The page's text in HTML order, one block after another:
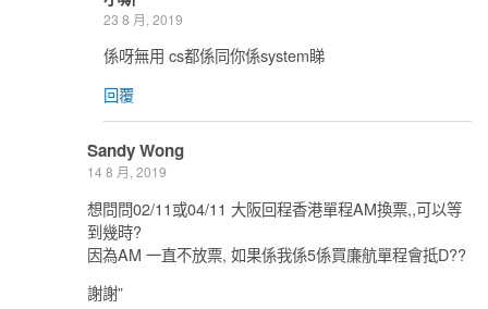
23 8 月, 2019
係呀無用 cs都係同你係system睇
回覆
Sandy Wong
14 8 月, 2019
想問問02/11或04/11 大阪回程香港單程AM換票,,可以等
到幾時?
因為AM 一直不放票, 如果係我係5係買廉航單程會抵D??
謝謝”